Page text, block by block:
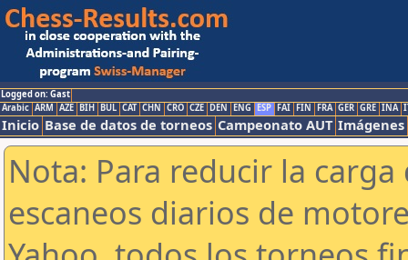
Logged on: Gast
Arabic ARM AZE BIH BUL CAT CHN CRO CZE DEN ENG ESP FAI FIN FRA GER GRE INA
Inicio Base de datos de torneos Campeonato AUT Imágenes
Nota: Para reducir la
escaneos diarios de